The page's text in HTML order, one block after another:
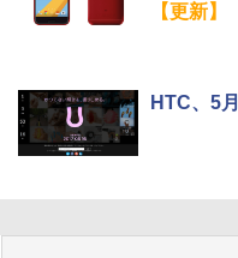
【更新】
HTC、5